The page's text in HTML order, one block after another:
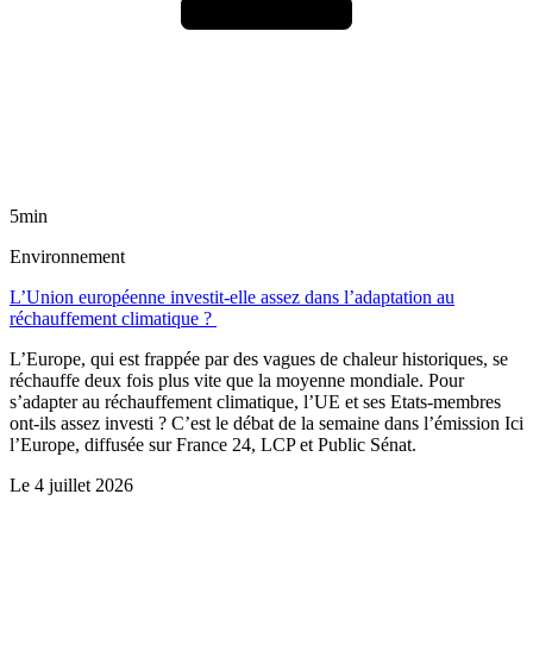
5min
Environnement
L’Union européenne investit-elle assez dans l’adaptation au
réchauffement climatique ?
L’Europe, qui est frappée par des vagues de chaleur historiques, se
réchauffe deux fois plus vite que la moyenne mondiale. Pour
s’adapter au réchauffement climatique, l’UE et ses Etats-membres
ont-ils assez investi ? C’est le débat de la semaine dans l’émission Ici
l’Europe, diffusée sur France 24, LCP et Public Sénat.
Le 4 juillet 2026